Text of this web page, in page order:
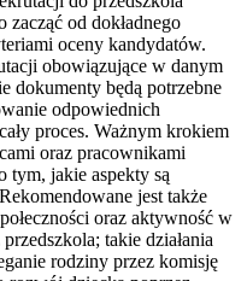
od dokładnego
oceny kandydatów.
obowiązujące w danym
dokumenty będą potrzebne
odpowiednich
proces. Ważnym krokiem
oraz pracownikami
tym, jakie aspekty są
jest także
oraz aktywność w
takie działania
rodziny przez komisję